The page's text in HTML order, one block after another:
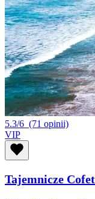
5.3/6 (71 opinii)
VIP
Tajemnicze